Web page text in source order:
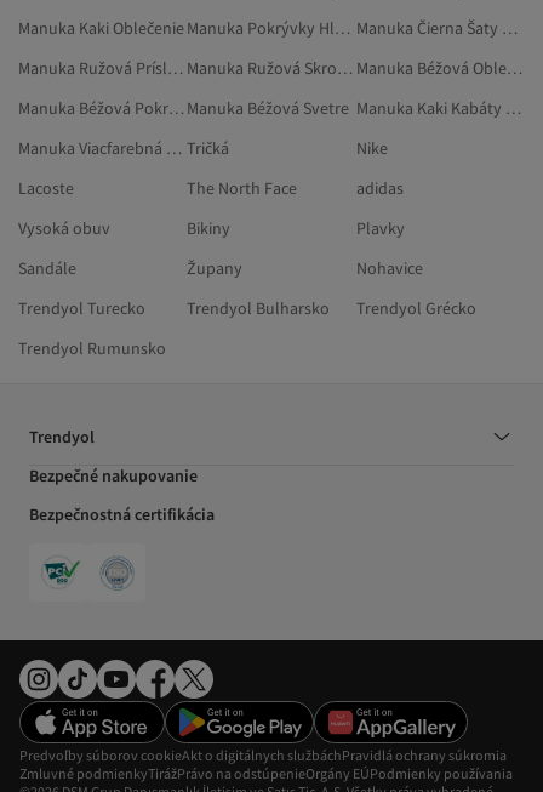
Manuka Kaki Oblečenie
Manuka Pokrývky Hlavy
Manuka Čierna Šaty Na Stužkovú
Manuka Ružová Príslušenstvo
Manuka Ružová Skromné Oblečenie
Manuka Béžová Oblečenie
Manuka Béžová Pokrývky Hlavy Manuka Béžová Svetre
Manuka Kaki Kabáty A Bundy
Manuka Viacfarebná Skromné Oblečenie Tričká
Nike
Lacoste
The North Face
adidas
Vysoká obuv
Bikiny
Plavky
Sandále
Župany
Nohavice
Trendyol Turecko
Trendyol Bulharsko
Trendyol Grécko
Trendyol Rumunsko
Trendyol
Bezpečné nakupovanie
Bezpečnostná certifikácia
Predvoľby súborov cookieAkt o digitálnych službáchPravidlá ochrany súkromia
Zmluvné podmienkyTirážPrávo na odstúpenieOrgány EÚPodmienky používania